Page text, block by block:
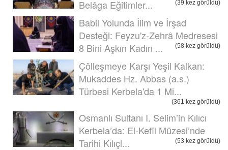
Belâga Eğitimler... (39 kez görüldü)
Babil Yolunda İlim ve İrşad
Desteği: Feyzu'z-Zehrâ Medresesi
8 Bini Aşkın Kadın ...
(58 kez görüldü)
Çölleşmeye Karşı Yeşil Kalkan:
Mukaddes Hz. Abbas (a.s.)
Türbesi Kerbela'da 1 Mi...
(361 kez görüldü)
Osmanlı Sultanı I. Selim’in Kılıcı
Kerbela’da: El-Kefîl Müzesi’nde
Tarihi Kılıçl...
(53 kez görüldü)